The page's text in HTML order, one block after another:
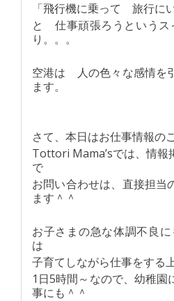
「飛行機に乗って 旅行に
と 仕事頑張ろうというス
り。。。
空港は 人の色々な感情を
ます。
さて、本日はお仕事情報の
Tottori Mama’sでは、情報
で
お問い合わせは、直接担
ます＾＾
お子さまの急な体調不良
は
子育てしながら仕事をする
1日5時間～なので、幼稚園
事にも＾＾